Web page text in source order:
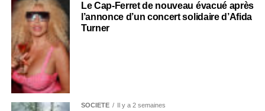
Le Cap-Ferret de nouveau évacué après
l’annonce d’un concert solidaire d’Afida
Turner
SOCIÉTÉ Il y a 2 semaines